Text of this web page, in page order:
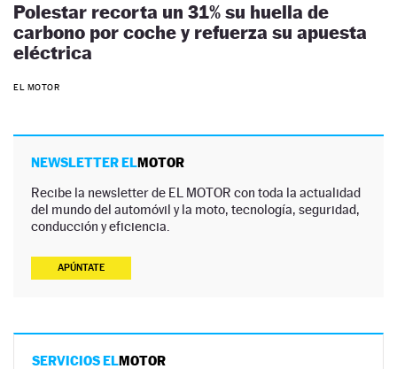
Polestar recorta un 31% su huella de
carbono por coche y refuerza su apuesta
eléctrica
EL MOTOR
NEWSLETTER ELMOTOR
Recibe la newsletter de EL MOTOR con toda la actualidad
del mundo del automóvil y la moto, tecnología, seguridad,
conducción y eficiencia.
APÚNTATE
SERVICIOS ELMOTOR